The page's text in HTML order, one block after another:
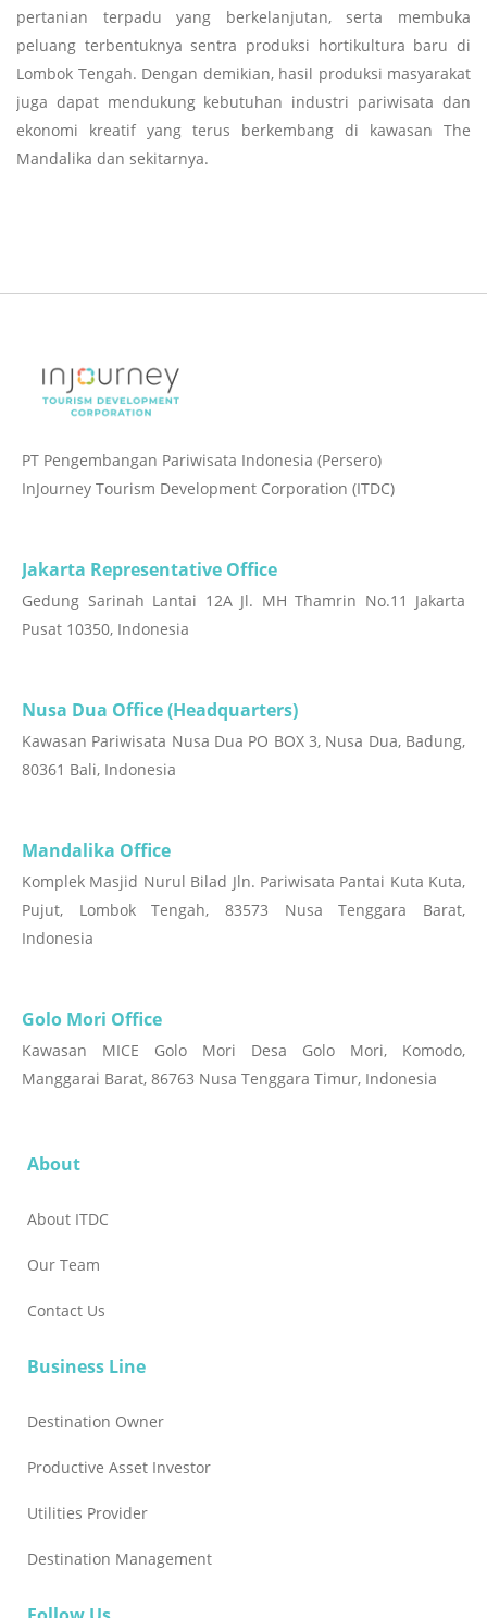
pertanian terpadu yang berkelanjutan, serta membuka
peluang terbentuknya sentra produksi hortikultura baru di
Lombok Tengah. Dengan demikian, hasil produksi masyarakat
juga dapat mendukung kebutuhan industri pariwisata dan
ekonomi kreatif yang terus berkembang di kawasan The
Mandalika dan sekitarnya.
PT Pengembangan Pariwisata Indonesia (Persero)
InJourney Tourism Development Corporation (ITDC)
Jakarta Representative Office
Gedung Sarinah Lantai 12A Jl. MH Thamrin No.11 Jakarta
Pusat 10350, Indonesia
Nusa Dua Office (Headquarters)
Kawasan Pariwisata Nusa Dua PO BOX 3, Nusa Dua, Badung,
80361 Bali, Indonesia
Mandalika Office
Komplek Masjid Nurul Bilad Jln. Pariwisata Pantai Kuta Kuta,
Pujut, Lombok Tengah, 83573 Nusa Tenggara Barat,
Indonesia
Golo Mori Office
Kawasan MICE Golo Mori Desa Golo Mori, Komodo,
Manggarai Barat, 86763 Nusa Tenggara Timur, Indonesia
About
About ITDC
Our Team
Contact Us
Business Line
Destination Owner
Productive Asset Investor
Utilities Provider
Destination Management